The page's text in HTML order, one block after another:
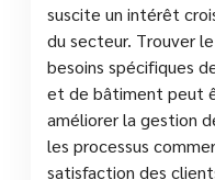
suscite un intérêt
du secteur. Trouver
besoins spécifiques
et de bâtiment peut
améliorer la gestion
les processus
satisfaction des